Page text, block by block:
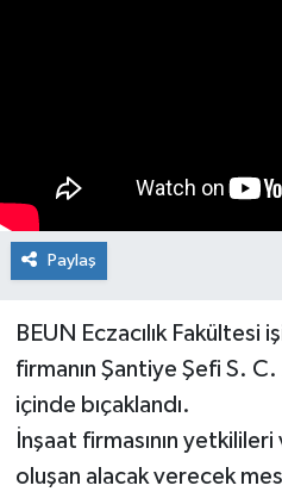
Paylaş
BEUN Eczacılık Fakültesi
firmanın Şantiye Şefi S.
içinde bıçaklandı.
İnşaat firmasının
oluşan alacak verecek
Teknoloji